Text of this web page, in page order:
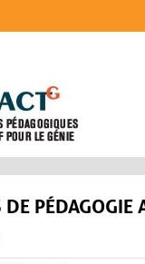
PÉDAGOGIE